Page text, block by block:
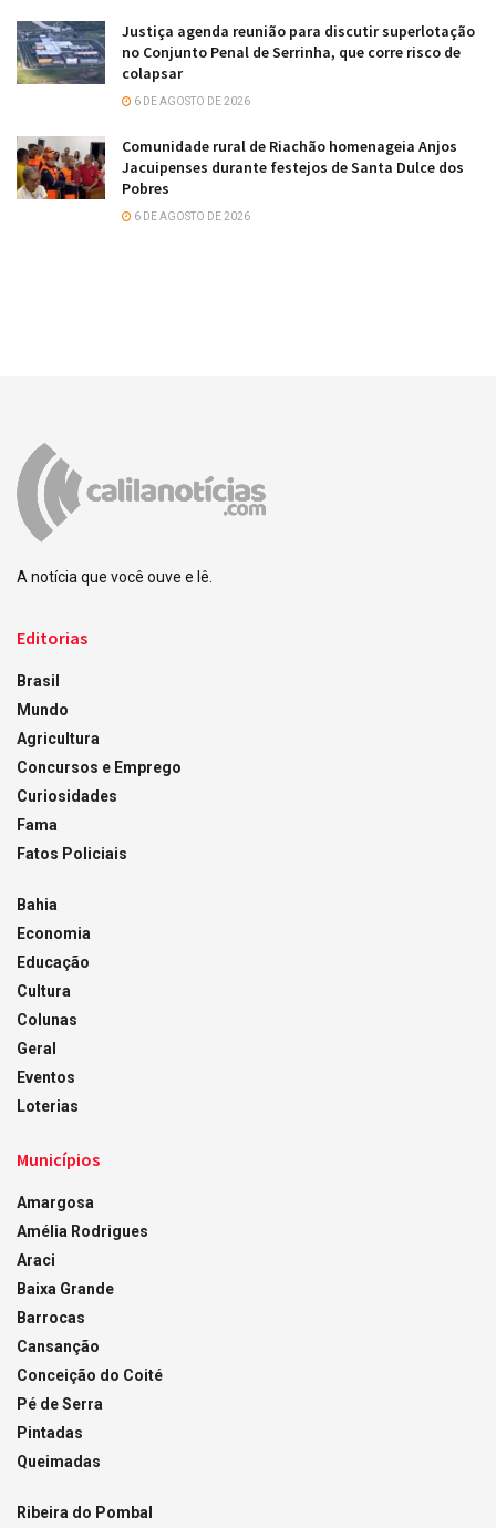
Justiça agenda reunião para discutir superlotação
no Conjunto Penal de Serrinha, que corre risco de
colapsar
6 DE AGOSTO DE 2026
Comunidade rural de Riachão homenageia Anjos
Jacuipenses durante festejos de Santa Dulce dos
Pobres
6 DE AGOSTO DE 2026
A notícia que você ouve e lê.
Editorias
Brasil
Mundo
Agricultura
Concursos e Emprego
Curiosidades
Fama
Fatos Policiais
Bahia
Economia
Educação
Cultura
Colunas
Geral
Eventos
Loterias
Municípios
Amargosa
Amélia Rodrigues
Araci
Baixa Grande
Barrocas
Cansanção
Conceição do Coité
Pé de Serra
Pintadas
Queimadas
Ribeira do Pombal